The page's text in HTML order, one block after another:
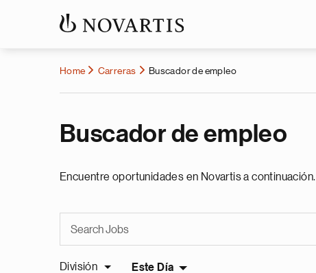
Home Carreras Buscador de empleo
Buscador de empleo
Encuentre oportunidades en Novartis a continuación.
División Este Día